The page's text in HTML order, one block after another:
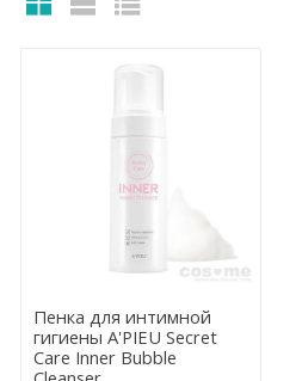
Пенка для интимной
гигиены A'PIEU Secret
Care Inner Bubble